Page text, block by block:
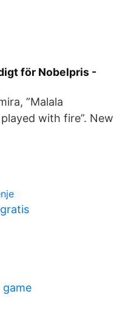
för Nobelpris -
”Malala
with fire”. New
game